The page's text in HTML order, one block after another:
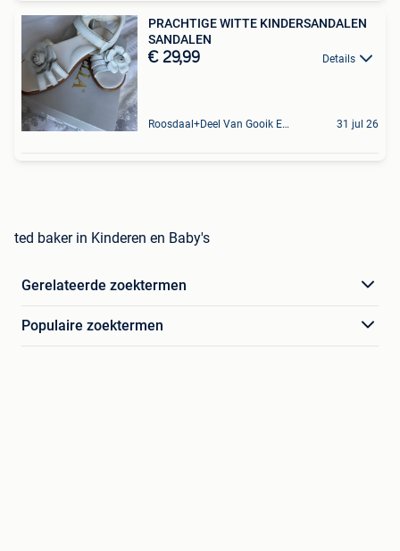
PRACHTIGE WITTE KINDERSANDALEN
SANDALEN
€ 29,99 Details
Roosdaal+Deel Van Gooik En Sint-Kwintens-Lennik 31 jul 26
ted baker in Kinderen en Baby's
Gerelateerde zoektermen
Populaire zoektermen